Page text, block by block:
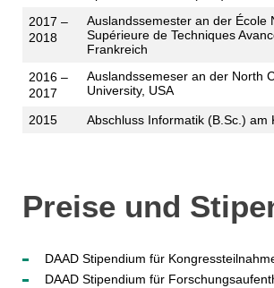
2017 –
2018
Auslandssemester an der École
Supérieure de Techniques
Frankreich
2016 –
2017
Auslandssemeser an der North
University, USA
2015 Abschluss Informatik (B.Sc.) am
Preise und
DAAD Stipendium für
DAAD Stipendium für